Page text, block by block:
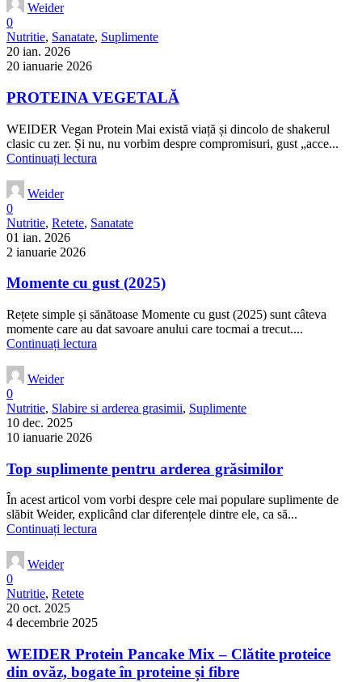
Weider
0
Nutritie, Sanatate, Suplimente
20 ian. 2026
20 ianuarie 2026
PROTEINA VEGETALĂ
WEIDER Vegan Protein Mai există viață și dincolo de shakerul
clasic cu zer. Și nu, nu vorbim despre compromisuri, gust „acce...
Continuați lectura
Weider
0
Nutritie, Retete, Sanatate
01 ian. 2026
2 ianuarie 2026
Momente cu gust (2025)
Rețete simple și sănătoase Momente cu gust (2025) sunt câteva
momente care au dat savoare anului care tocmai a trecut....
Continuați lectura
Weider
0
Nutritie, Slabire si arderea grasimii, Suplimente
10 dec. 2025
10 ianuarie 2026
Top suplimente pentru arderea grăsimilor
În acest articol vom vorbi despre cele mai populare suplimente de
slăbit Weider, explicând clar diferențele dintre ele, ca să...
Continuați lectura
Weider
0
Nutritie, Retete
20 oct. 2025
4 decembrie 2025
WEIDER Protein Pancake Mix – Clătite proteice
din ovăz, bogate în proteine și fibre